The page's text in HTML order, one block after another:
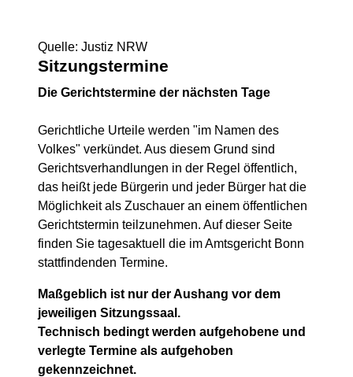
Quelle: Justiz NRW
Sitzungstermine
Die Gerichtstermine der nächsten Tage
Gerichtliche Urteile werden "im Namen des
Volkes" verkündet. Aus diesem Grund sind
Gerichtsverhandlungen in der Regel öffentlich,
das heißt jede Bürgerin und jeder Bürger hat die
Möglichkeit als Zuschauer an einem öffentlichen
Gerichtstermin teilzunehmen. Auf dieser Seite
finden Sie tagesaktuell die im Amtsgericht Bonn
stattfindenden Termine.
Maßgeblich ist nur der Aushang vor dem
jeweiligen Sitzungssaal.
Technisch bedingt werden aufgehobene und
verlegte Termine als aufgehoben
gekennzeichnet.